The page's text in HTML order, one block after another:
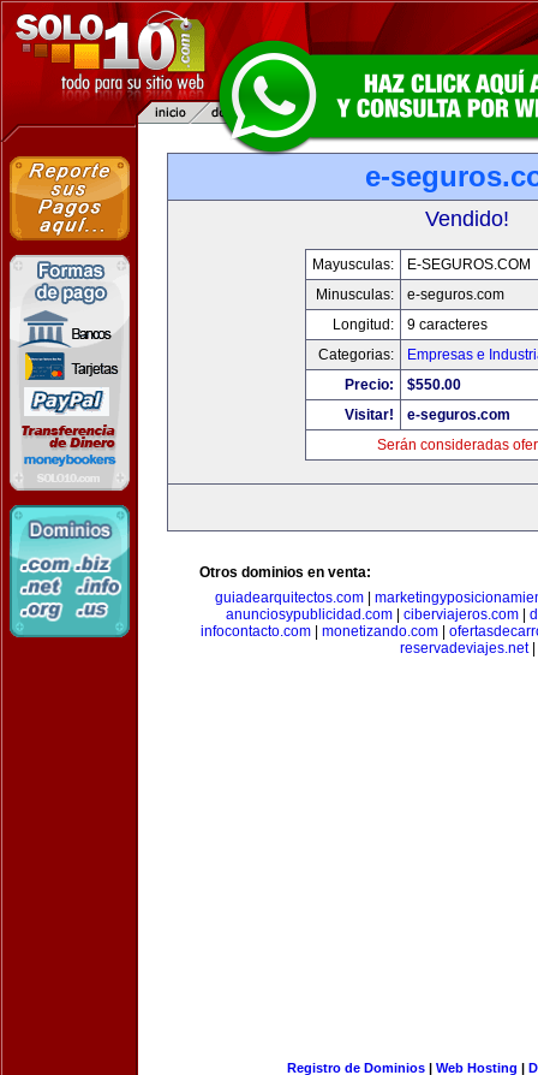
e-
Vendido!
Mayusculas:
E-SEGUROS.COM
Minusculas:
e-seguros.com
Longitud:
9 caracteres
Categorias:
Empresas e
Precio:
$550.00
Visitar!
e-seguros.com
Serán consideradas
Otros dominios en venta:
guiadearquitectos.com
anunciosypublicidad.com| ciberviajeros.com|
infocontacto.com
monetizando.com
reservadeviajes.net|
Registro de Dominios| Web Hosting |